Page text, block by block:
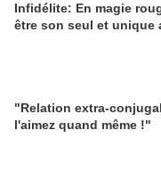
Infidélite: En magie
être son seul et unique
"Relation extra-
l'aimez quand même !"